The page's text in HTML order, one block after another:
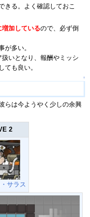
きる。よく確認しておこ
加しているので、必ず倒
が多い。
いとなり、報酬やミッシ
ても良い。
↑
らは今ようやく少しの余興
2
サラス